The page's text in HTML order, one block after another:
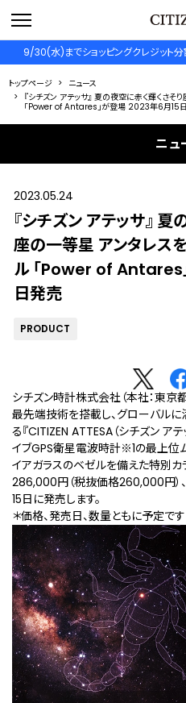
9/30(水)までショッピングクレジット
トップページ
ニュース
『シチズン アテッサ』 夏の夜空に赤く輝くさ
「Power of Antares」が登場 2023年6月15
ニュ
2023.05.24
『シチズン アテッサ』
座の一等星 アンタレス
ル 「Power of Antares
日発売
PRODUCT
シチズン時計株式会社（本社：東京
最先端技術を搭載し、グローバル
る『CITIZEN ATTESA（シチズン アテ
イブGPS衛星電波時計※1の最上位
イアガラスのベゼルを備えた特別
286,000円（税抜価格260,000円）
15日に発売します。
＊価格、発売⽇、数量ともに予定です